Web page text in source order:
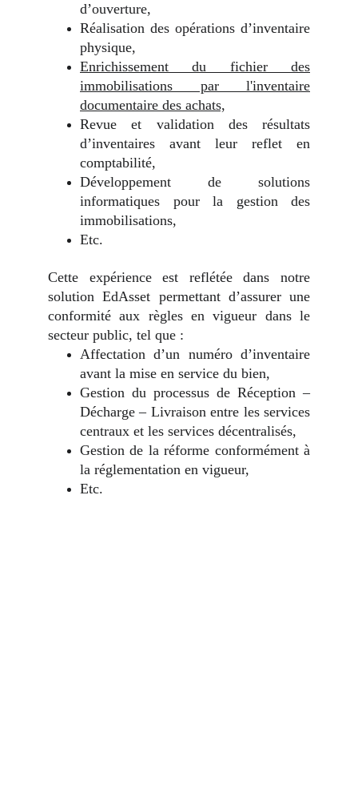
d’ouverture,
Réalisation des opérations d’inventaire
physique,
Enrichissement du fichier des
immobilisations par l'inventaire
documentaire des achats,
Revue et validation des résultats
d’inventaires avant leur reflet en
comptabilité,
Développement de solutions
informatiques pour la gestion des
immobilisations,
Etc.
Cette expérience est reflétée dans notre
solution EdAsset permettant d’assurer une
conformité aux règles en vigueur dans le
secteur public, tel que :
Affectation d’un numéro d’inventaire
avant la mise en service du bien,
Gestion du processus de Réception –
Décharge – Livraison entre les services
centraux et les services décentralisés,
Gestion de la réforme conformément à
la réglementation en vigueur,
Etc.